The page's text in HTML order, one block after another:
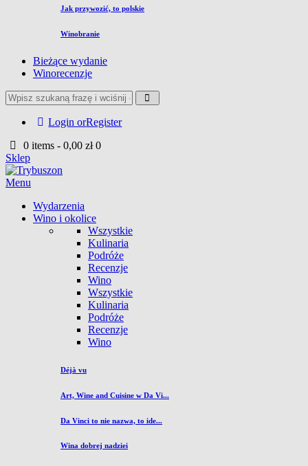
Jak przywozić, to polskie
Winobranie
Bieżące wydanie
Winorecenzje
Login orRegister
0 items -0,00 zł 0
Sklep
Menu
Wydarzenia
Wino i okolice
Wszystkie
Kulinaria
Podróże
Recenzje
Wino
Wszystkie
Kulinaria
Podróże
Recenzje
Wino
Déjà vu
Art, Wine and Cuisine w Da Vi...
Da Vinci to nie nazwa, to ide...
Wina dobrej nadziei